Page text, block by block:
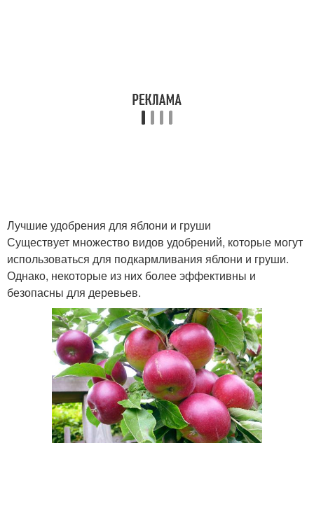
Лучшие удобрения для яблони и груши
Существует множество видов удобрений, которые могут
использоваться для подкармливания яблони и груши.
Однако, некоторые из них более эффективны и
безопасны для деревьев.